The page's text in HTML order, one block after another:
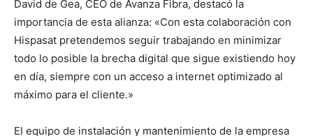
David de Gea, CEO de Avanza Fibra, destacó la
importancia de esta alianza: «Con esta colaboración con
Hispasat pretendemos seguir trabajando en minimizar
todo lo posible la brecha digital que sigue existiendo hoy
en día, siempre con un acceso a internet optimizado al
máximo para el cliente.»
El equipo de instalación y mantenimiento de la empresa